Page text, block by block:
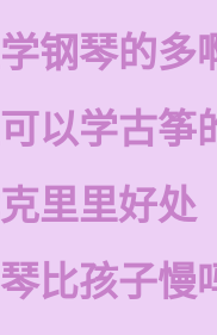
钢琴的多
以学古筝
里里好处
比孩子慢